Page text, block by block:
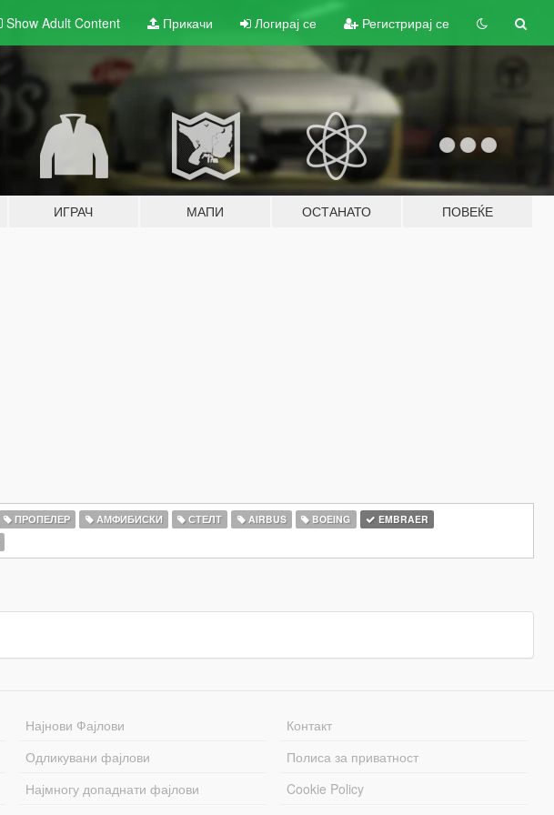
Show Adult Content Прикачи Логирај се Регистрирај се
ИГРАЧ МАПИ ОСТАНАТО ПОВЕЌЕ
ПРОПЕЛЕР АМФИБИСКИ СТЕЛТ AIRBUS BOEING
EMBRAER
Најнови Фајлови
Одликувани фајлови
Најмногу допаднати фајлови
Контакт
Полиса за приватност
Cookie Policy